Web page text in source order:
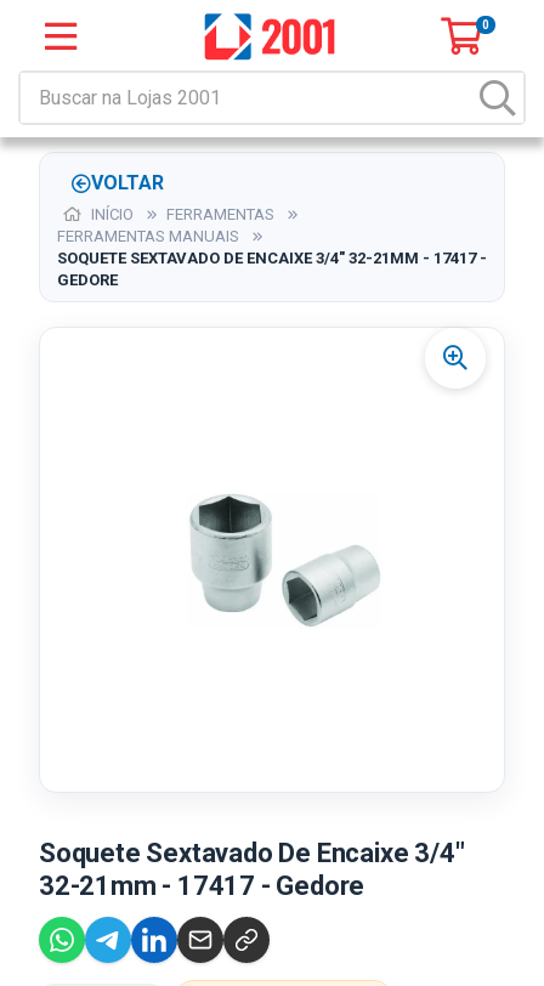
0
VOLTAR
INÍCIO
FERRAMENTAS
FERRAMENTAS MANUAIS
SOQUETE SEXTAVADO DE ENCAIXE 3/4" 32-21MM - 17417 -
GEDORE
Soquete Sextavado De Encaixe 3/4"
32-21mm - 17417 - Gedore